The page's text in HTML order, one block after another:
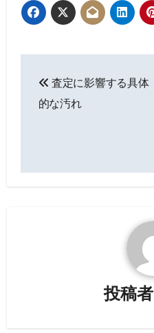
稿
ゲ
査定に影響する具体
的な汚れ
投稿者